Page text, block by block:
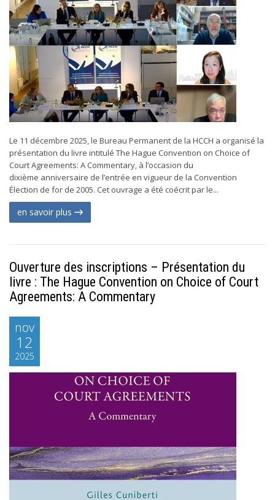
Le 11 décembre 2025, le Bureau Permanent de la HCCH a organisé la
présentation du livre intitulé The Hague Convention on Choice of
Court Agreements: A Commentary, à l’occasion du
dixième anniversaire de l’entrée en vigueur de la Convention
Élection de for de 2005. Cet ouvrage a été coécrit par le...
en savoir plus
Ouverture des inscriptions – Présentation du
livre : The Hague Convention on Choice of Court
Agreements: A Commentary
nov
12
2025